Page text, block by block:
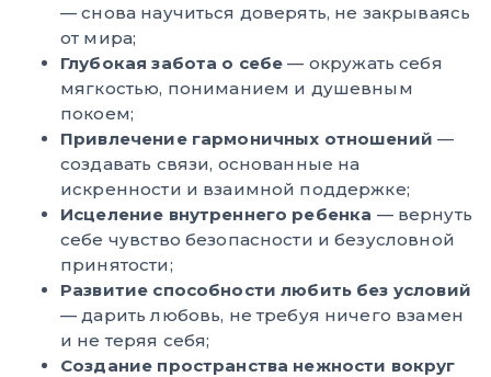
— снова научиться доверять, не закрываясь
от мира;
Глубокая забота о себе — окружать себя
мягкостью, пониманием и душевным
покоем;
Привлечение гармоничных отношений —
создавать связи, основанные на
искренности и взаимной поддержке;
Исцеление внутреннего ребенка — вернуть
себе чувство безопасности и безусловной
принятости;
Развитие способности любить без условий
— дарить любовь, не требуя ничего взамен
и не теряя себя;
Создание пространства нежности вокруг